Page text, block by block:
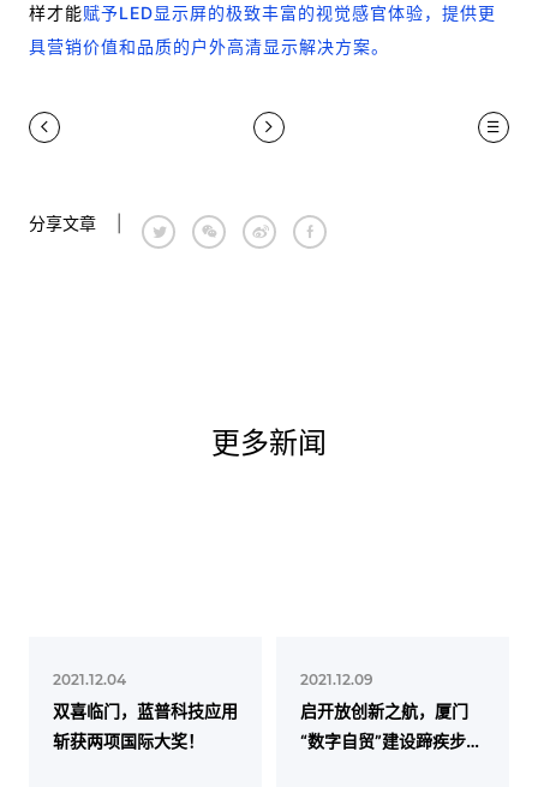
样才能赋予LED显示屏的极致丰富的视觉感官体验，提供更
具营销价值和品质的户外高清显示解决方案。
分享文章
更多新闻
2021.12.04
双喜临门，蓝普科技应用
斩获两项国际大奖！
2021.12.09
启开放创新之航，厦门
“数字自贸”建设蹄疾步